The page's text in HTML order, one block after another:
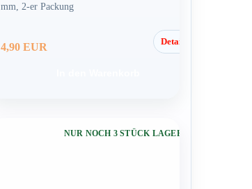
mm, 2-er Packung
4,90 EUR Details
NUR NOCH 3 STÜCK LAGERND